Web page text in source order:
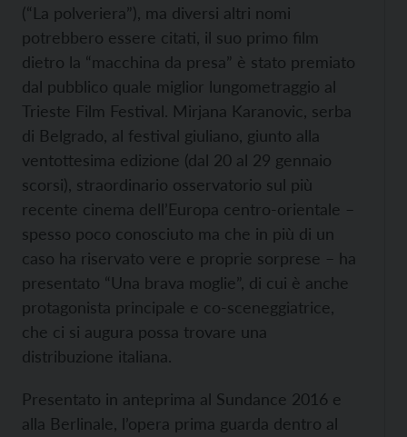
(“La polveriera”), ma diversi altri nomi
potrebbero essere citati, il suo primo film
dietro la “macchina da presa” è stato premiato
dal pubblico quale miglior lungometraggio al
Trieste Film Festival. Mirjana Karanovic, serba
di Belgrado, al festival giuliano, giunto alla
ventottesima edizione (dal 20 al 29 gennaio
scorsi), straordinario osservatorio sul più
recente cinema dell’Europa centro-orientale –
spesso poco conosciuto ma che in più di un
caso ha riservato vere e proprie sorprese – ha
presentato “Una brava moglie”, di cui è anche
protagonista principale e co-sceneggiatrice,
che ci si augura possa trovare una
distribuzione italiana.
Presentato in anteprima al Sundance 2016 e
alla Berlinale, l’opera prima guarda dentro al